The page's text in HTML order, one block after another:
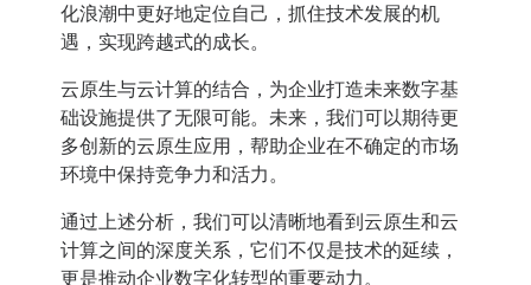
化浪潮中更好地定位自己，抓住技术发展的机
遇，实现跨越式的成长。
云原生与云计算的结合，为企业打造未来数字基
础设施提供了无限可能。未来，我们可以期待更
多创新的云原生应用，帮助企业在不确定的市场
环境中保持竞争力和活力。
通过上述分析，我们可以清晰地看到云原生和云
计算之间的深度关系，它们不仅是技术的延续，
更是推动企业数字化转型的重要动力。